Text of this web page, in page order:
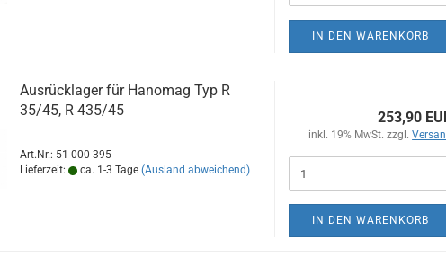
IN DEN WARENKORB
Ausrücklager für Hanomag Typ R
35/45, R 435/45
Art.Nr.: 51 000 395
Lieferzeit:
ca. 1-3 Tage (Ausland abweichend)
253,90
inkl. 19% MwSt. zzgl.
IN DEN WARENKORB